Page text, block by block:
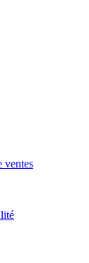
ventes